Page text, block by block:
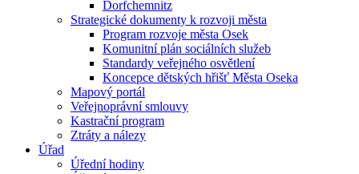
Dorfchemnitz
Strategické dokumenty k rozvoji města
Program rozvoje města Osek
Komunitní plán sociálních služeb
Standardy veřejného osvětlení
Koncepce dětských hřišť Města Oseka
Mapový portál
Veřejnoprávní smlouvy
Kastrační program
Ztráty a nálezy
Úřad
Úřední hodiny